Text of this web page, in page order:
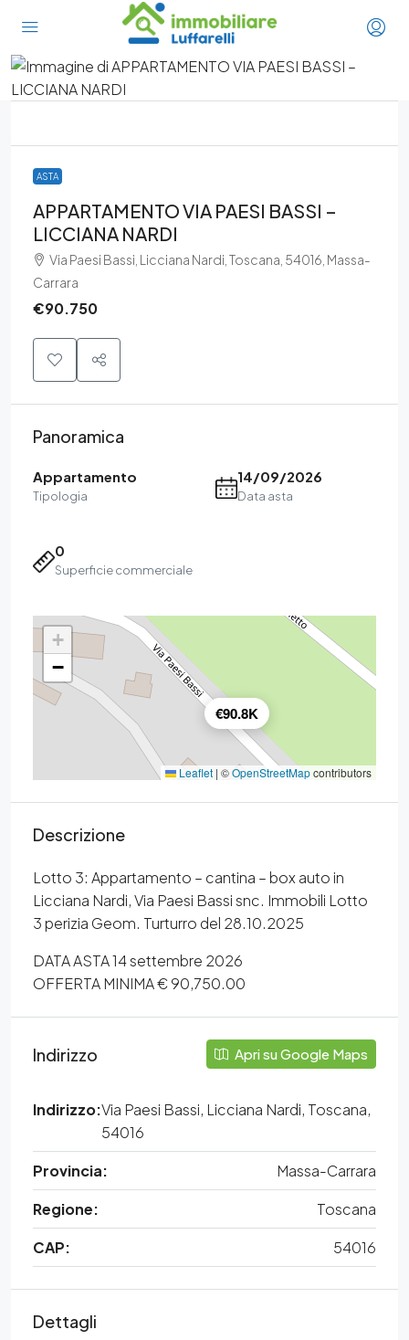
ASTA
APPARTAMENTO VIA PAESI BASSI –
LICCIANA NARDI
Via Paesi Bassi, Licciana Nardi, Toscana, 54016, Massa-
Carrara
€90.750
Panoramica
Appartamento
Tipologia
14/09/2026
Data asta
0
Superficie commerciale
€90.8K
+
−
Leaflet | ©OpenStreetMapcontributors
Descrizione
Lotto 3: Appartamento – cantina – box auto in
Licciana Nardi, Via Paesi Bassi snc. Immobili Lotto
3 perizia Geom. Turturro del 28.10.2025
DATA ASTA 14 settembre 2026
OFFERTA MINIMA € 90,750.00
Indirizzo Apri su Google Maps
Indirizzo:Via Paesi Bassi, Licciana Nardi, Toscana,
54016
Provincia:
Massa-Carrara
Regione:
Toscana
CAP:
54016
Dettagli